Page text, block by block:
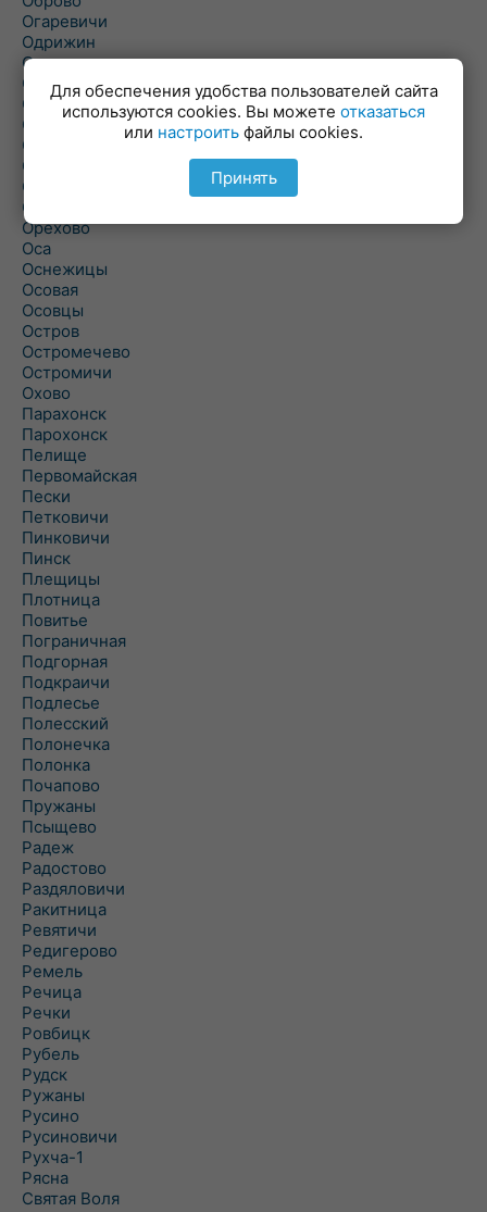
Огаревичи
Одрижин
Оздамичи
Озяты
Олтуш
Ольманы
Ольпень
Ольшаны
Омельная
Ополь
Орехово
Оса
Оснежицы
Осовая
Осовцы
Остров
Остромечево
Остромичи
Охово
Парахонск
Парохонск
Пелище
Первомайская
Пески
Петковичи
Пинковичи
Пинск
Плещицы
Плотница
Повитье
Пограничная
Подгорная
Подкраичи
Подлесье
Полесский
Полонечка
Полонка
Почапово
Пружаны
Псыщево
Радеж
Радостово
Раздяловичи
Ракитница
Ревятичи
Редигерово
Ремель
Речица
Речки
Ровбицк
Рубель
Рудск
Ружаны
Русино
Русиновичи
Рухча-1
Рясна
Святая Воля
Для обеспечения удобства пользователей сайта
используются cookies. Вы можете отказаться
или настроить файлы cookies.
Принять